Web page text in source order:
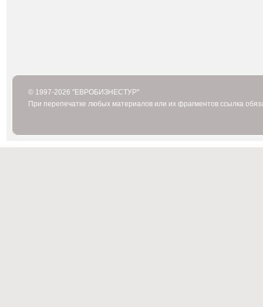
© 1997-2026 "ЕВРОБИЗНЕСТУР"
При перепечатке любых материалов или их фрагментов ссылка